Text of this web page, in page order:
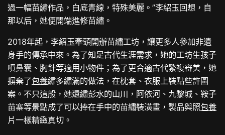
過一幅苗繡作品，白底青線，特殊美麗。”李紹玉回想，自
那以后，她便開端進修苗繡。
2018年起，李紹玉牽頭開辦苗繡工坊，讓更多人參加非遺
身手的傳承中來。為了知足古代生涯需求，她的工坊生孩子
噴鼻囊、胸針等適用小物件；為了更合適古代繁複審美，她
摒棄了包養繡多繡滿的做法，在枕套、衣服上裝點些許圖
案。不只這般，她還繡彭水的山川，阿依河、九黎城、鞍子
苗寨等景點成了可以捧在手中的苗繡裝潢畫，製品與照包養
片一樣精緻真切。